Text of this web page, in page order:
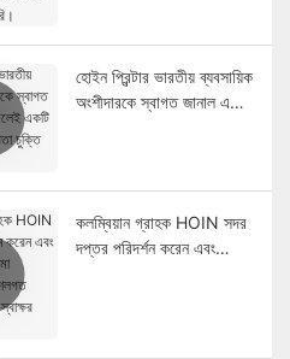
হোইন প্রিন্টার ভারতীয় ব্যবসায়িক
অংশীদারকে স্বাগত জানাল এবং
কলম্বিয়ান গ্রাহক HOIN সদর
দপ্তর পরিদর্শন করেন এবং